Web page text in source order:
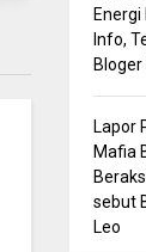
Info,
Lapor
Mafia
sebut
Leo